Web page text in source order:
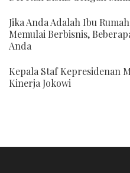
Jika Anda Adalah Ibu
Memulai Berbisnis,
Anda
Kepala Staf Kepresidenan
Kinerja Jokowi